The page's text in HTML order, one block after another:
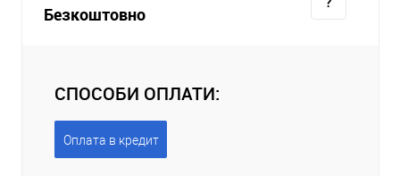
Безкоштовно
СПОСОБИ ОПЛАТИ:
Оплата в кредит